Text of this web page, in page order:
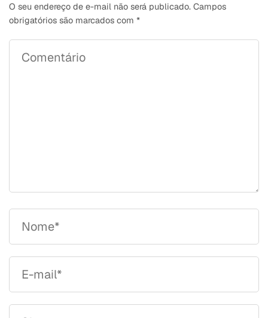
O seu endereço de e-mail não será publicado. Campos
obrigatórios são marcados com *